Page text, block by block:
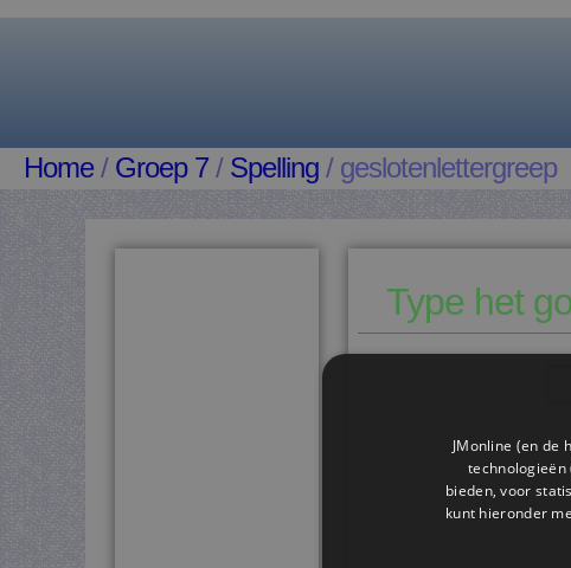
Home/ Groep 7 / Spelling / geslotenlettergreep
Type het
JMonline (en de
technologieën
bieden, voor
kunt hieronder